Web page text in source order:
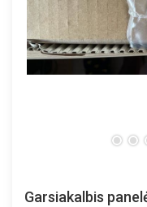
Garsiakalbis